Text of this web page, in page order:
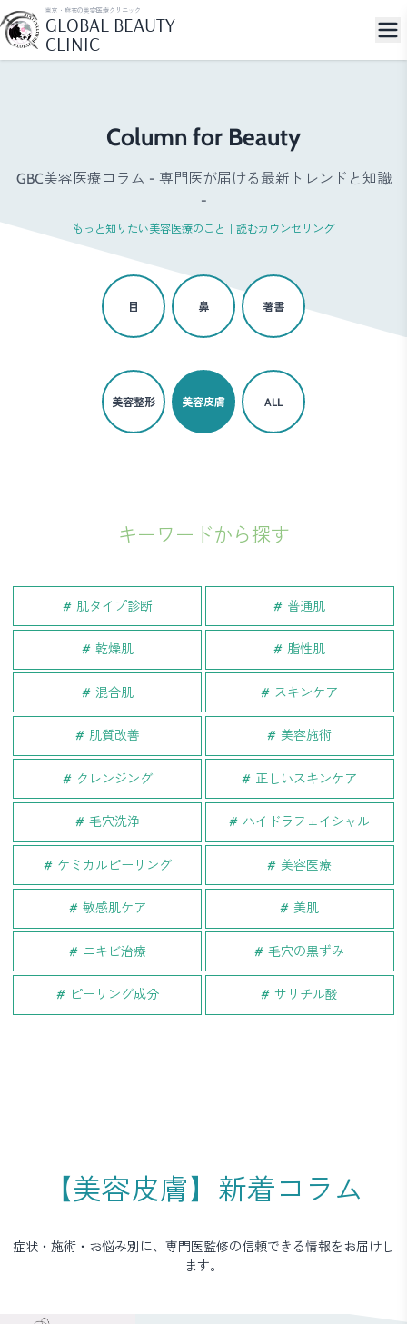
東京・麻布の美容医療クリニック
GLOBAL BEAUTY
CLINIC
Column for Beauty
GBC美容医療コラム - 専門医が届ける最新トレンドと知識
-
もっと知りたい美容医療のこと｜読むカウンセリング
目 鼻 著書
美容整形 美容皮膚 ALL
キーワードから探す
肌タイプ診断 普通肌
乾燥肌 脂性肌
混合肌 スキンケア
肌質改善 美容施術
クレンジング 正しいスキンケア
毛穴洗浄 ハイドラフェイシャル
ケミカルピーリング 美容医療
敏感肌ケア 美肌
ニキビ治療 毛穴の黒ずみ
ピーリング成分 サリチル酸
【美容皮膚】新着コラム
症状・施術・お悩み別に、専門医監修の信頼できる情報をお届けし
ます。